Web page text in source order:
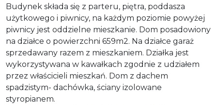
Budynek składa się z parteru, piętra, poddasza
użytkowego i piwnicy, na każdym poziomie powyżej
piwnicy jest oddzielne mieszkanie. Dom posadowiony
na działce o powierzchni 659m2. Na działce garaż
sprzedawany razem z mieszkaniem. Działka jest
wykorzystywana w kawałkach zgodnie z udziałem
przez właścicieli mieszkań. Dom z dachem
spadzistym- dachówka, ściany izolowane
styropianem.